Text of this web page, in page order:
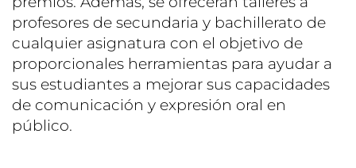
profesores de secundaria y bachillerato de
cualquier asignatura con el objetivo de
proporcionales herramientas para ayudar a
sus estudiantes a mejorar sus capacidades
de comunicación y expresión oral en
público.